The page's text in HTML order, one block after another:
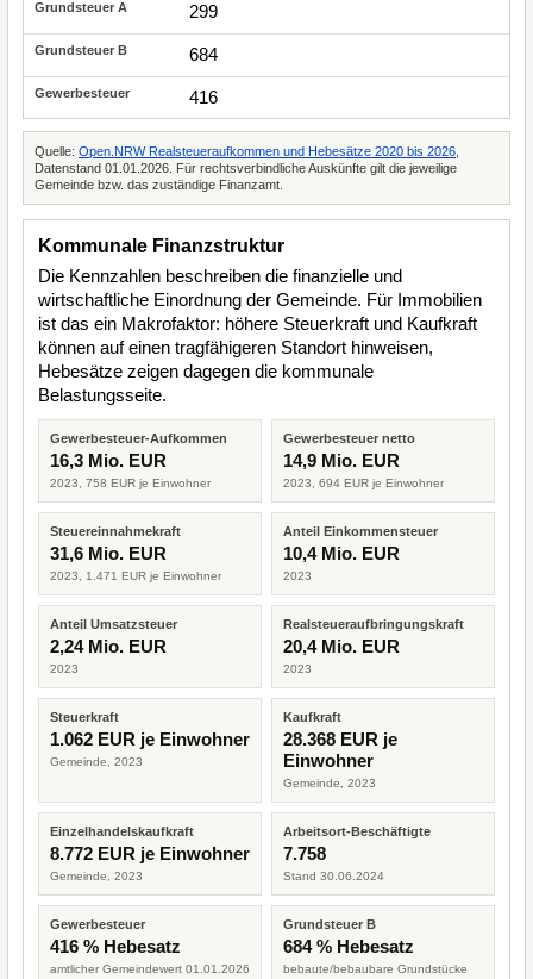
299
684
416
Quelle: Open.NRW Realsteueraufkommen und Hebesätze 2020 bis 2026
Datenstand 01.01.2026. Für rechtsverbindliche Auskünfte gilt die jeweilige
Gemeinde bzw. das zuständige Finanzamt.
Kommunale Finanzstruktur
Die Kennzahlen beschreiben die finanzielle und
wirtschaftliche Einordnung der Gemeinde. Für Immobilien
ist das ein Makrofaktor: höhere Steuerkraft und Kaufkraft
können auf einen tragfähigeren Standort hinweisen,
Hebesätze zeigen dagegen die kommunale
Belastungsseite.
Gewerbesteuer-Aufkommen
16,3 Mio. EUR
2023, 758 EUR je Einwohner
Gewerbesteuer netto
14,9 Mio. EUR
2023, 694 EUR je Einwohner
Steuereinnahmekraft
31,6 Mio. EUR
2023, 1.471 EUR je Einwohner
Anteil Einkommensteuer
10,4 Mio. EUR
2023
Anteil Umsatzsteuer
2,24 Mio. EUR
2023
Realsteueraufbringungskraft
20,4 Mio. EUR
2023
Steuerkraft
1.062 EUR je Einwohner
Gemeinde, 2023
Kaufkraft
28.368 EUR je
Einwohner
Gemeinde, 2023
Einzelhandelskaufkraft
8.772 EUR je Einwohner
Gemeinde, 2023
Arbeitsort-Beschäftigte
7.758
Stand 30.06.2024
Gewerbesteuer
416 % Hebesatz
amtlicher Gemeindewert 01.01.2026
Grundsteuer B
684 % Hebesatz
bebaute/bebaubare Grundstücke